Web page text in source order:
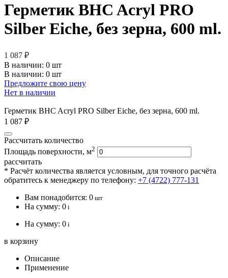
Герметик BHC Acryl PRO
Silber Eiche, без зерна, 600 ml.
1 087 ₽
В наличии: 0 шт
В наличии: 0 шт
Предложите свою цену
Нет в наличии
Герметик BHC Acryl PRO Silber Eiche, без зерна, 600 ml.
1 087 ₽
Рассчитать количество
Площадь поверхности, м2
рассчитать
* Расчёт количества является условным, для точного расчёта
обратитесь к менеджеру по телефону: +7 (4722) 777-131
Вам понадобится: 0 шт
На сумму: 0 i
На сумму: 0 i
в корзину
Описание
Применение